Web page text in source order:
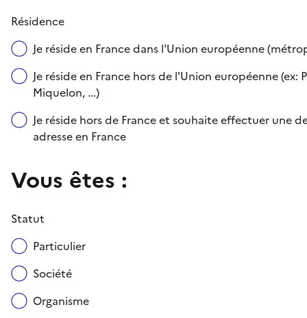
Résidence
Je réside en France dans l'Union européenne
Je réside en France hors de l'Union européenne
Miquelon, ...)
Je réside hors de France et souhaite effectuer une
adresse en France
Vous êtes :
Statut
Particulier
Société
Organisme